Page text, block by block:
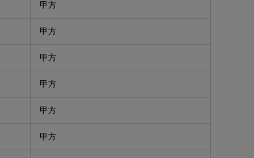
甲方
甲方
甲方
甲方
甲方
甲方